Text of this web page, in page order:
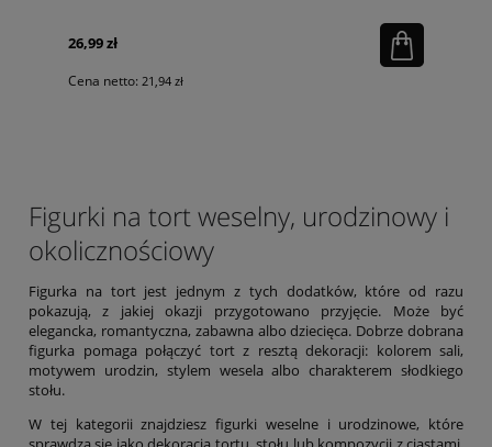
26,99 zł
Cena netto: 21,94 zł
Figurki na tort weselny, urodzinowy i
okolicznościowy
Figurka na tort jest jednym z tych dodatków, które od razu
pokazują, z jakiej okazji przygotowano przyjęcie. Może być
elegancka, romantyczna, zabawna albo dziecięca. Dobrze dobrana
figurka pomaga połączyć tort z resztą dekoracji: kolorem sali,
motywem urodzin, stylem wesela albo charakterem słodkiego
stołu.
W tej kategorii znajdziesz figurki weselne i urodzinowe, które